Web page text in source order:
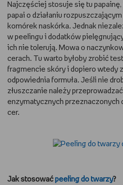
Najczęściej stosuje się tu
papai o działaniu
komórek naskórka. Jednak
w peelingu i dodatków
ich nie tolerują. Mowa o
cerach. Tu warto byłoby zrobić
fragmencie skóry i dopiero wtedy
odpowiednia formuła. Jeśli nie
złuszczanie należy
enzymatycznych przeznaczonych
cer.
Jak stosować peeling do twarzy?